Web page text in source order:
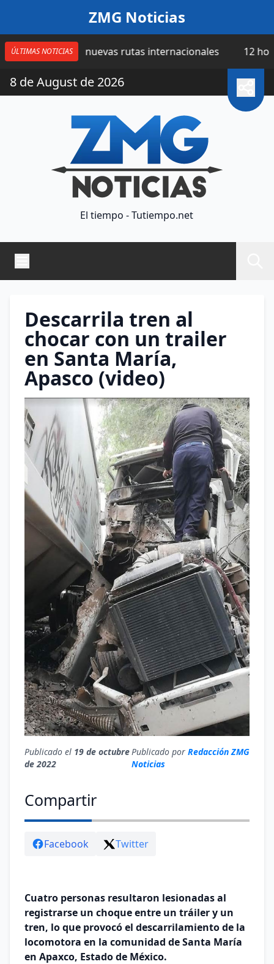
ZMG Noticias
ÚLTIMAS NOTICIAS
cuatro nuevas rutas internacionales 12 horas |
8 de August de 2026
El tiempo - Tutiempo.net
Descarrila tren al
chocar con un trailer
en Santa María,
Apasco (video)
Publicado el 19 de octubre
de 2022
Publicado por Redacción ZMG
Noticias
Compartir
Facebook Twitter
Cuatro personas resultaron lesionadas al
registrarse un choque entre un tráiler y un
tren, lo que provocó el descarrilamiento de la
locomotora en la comunidad de Santa María
en Apaxco, Estado de México.